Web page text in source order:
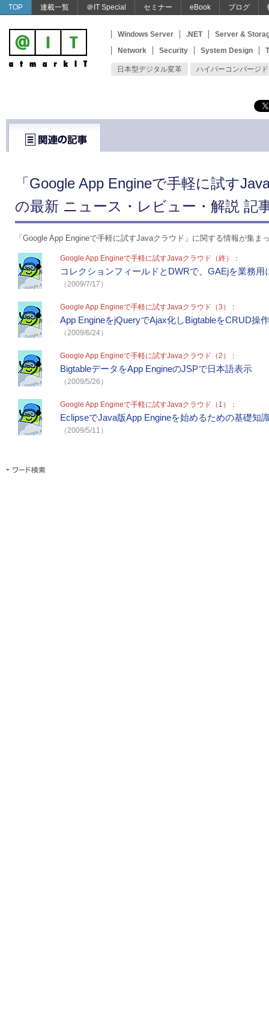
TOP 連載一覧 ＠IT Special セミナー eBook ブログ
Windows Server .NET
Server &
Network
Security System Design
日本型デジタル変革 ハイパーコンバージド
「Google App Engineで手軽に試す
の最新 ニュース・レビュー・解説 記
「Google App Engineで手軽に試すJavaクラウド」に関する情報が集ま
Google App Engineで手軽に試すJavaクラウド（終）：
コレクションフィールドとDWRで、GAEjを業務用
（2009/7/17）
Google App Engineで手軽に試すJavaクラウド（3）：
App EngineをjQueryでAjax化しBigtableをCRUD操作
（2009/6/24）
Google App Engineで手軽に試すJavaクラウド（2）：
BigtableデータをApp EngineのJSPで日本語表示
（2009/5/26）
Google App Engineで手軽に試すJavaクラウド（1）：
EclipseでJava版App Engineを始めるための基礎知
（2009/5/11）